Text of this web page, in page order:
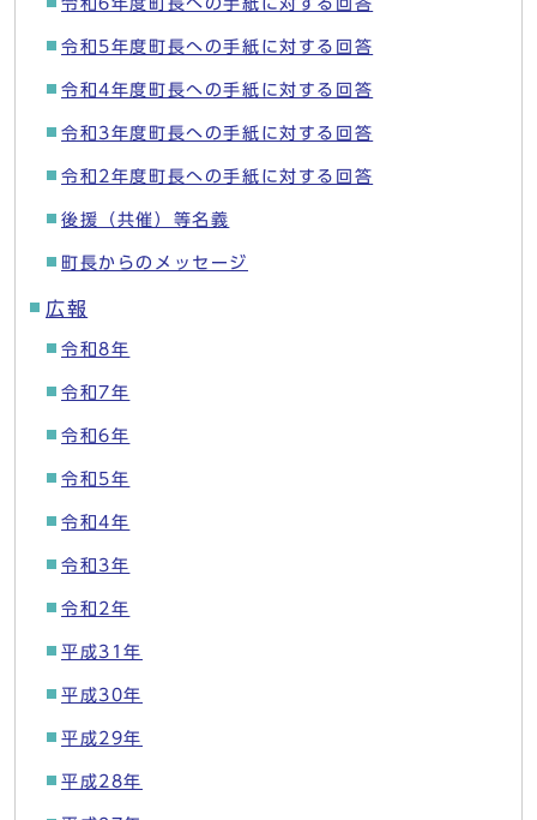
令和6年度町長への手紙に対する回答
令和5年度町長への手紙に対する回答
令和4年度町長への手紙に対する回答
令和3年度町長への手紙に対する回答
令和2年度町長への手紙に対する回答
後援（共催）等名義
町長からのメッセージ
広報
令和8年
令和7年
令和6年
令和5年
令和4年
令和3年
令和2年
平成31年
平成30年
平成29年
平成28年